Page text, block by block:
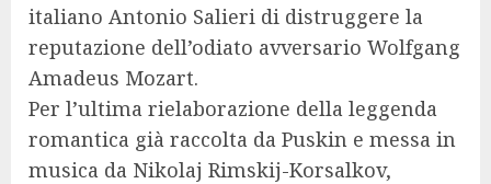
italiano Antonio Salieri di distruggere la
reputazione dell’odiato avversario Wolfgang
Amadeus Mozart.
Per l’ultima rielaborazione della leggenda
romantica già raccolta da Puskin e messa in
musica da Nikolaj Rimskij-Korsalkov,